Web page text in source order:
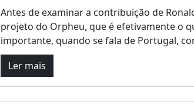
Antes de examinar a contribuição de
projeto do Orpheu, que é efetivamente o
importante, quando se fala de Portugal,
Ler mais